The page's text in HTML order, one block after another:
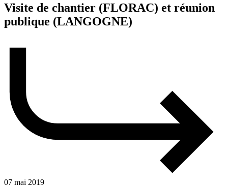
Visite de chantier (FLORAC) et réunion
publique (LANGOGNE)
07 mai 2019